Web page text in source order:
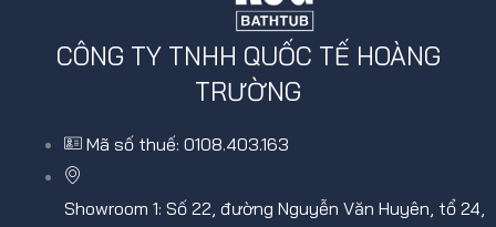
CÔNG TY TNHH QUỐC TẾ HOÀNG
TRƯỜNG
Mã số thuế: 0108.403.163
Showroom 1: Số 22, đường Nguyễn Văn Huyên, tổ 24,